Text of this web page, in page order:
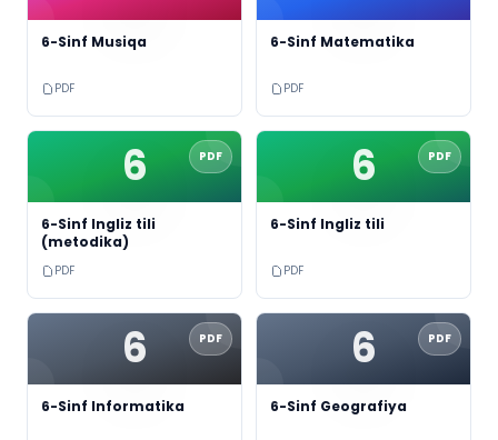
6-Sinf Musiqa
PDF
6-Sinf Matematika
PDF
6 PDF
6-Sinf Ingliz tili
(metodika)
PDF
6 PDF
6-Sinf Ingliz tili
PDF
6 PDF
6-Sinf Informatika
6 PDF
6-Sinf Geografiya